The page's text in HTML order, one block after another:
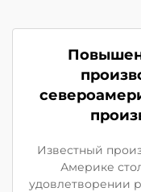
Известный
Америке
удовлетворении